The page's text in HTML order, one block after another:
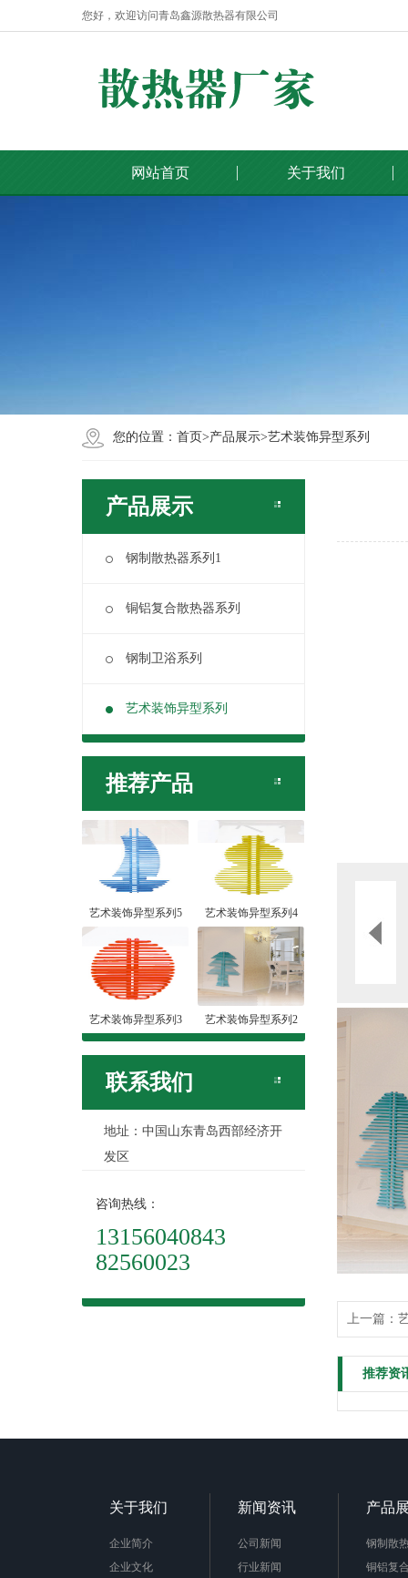
您好，欢迎访问青岛鑫源散热器有限公司
网站首页 关于我们
您的位置： 首页>产品展示>艺术装饰异型系列
产品展示
钢制散热器系列1
铜铝复合散热器系列
钢制卫浴系列
艺术装饰异型系列
推荐产品
艺术装饰异型系列5 艺术装饰异型系列4
艺术装饰异型系列3 艺术装饰异型系列2
联系我们
地址：中国山东青岛西部经济开
发区
咨询热线：
13156040843
82560023
上一篇：
推荐资
关于我们
企业简介
企业文化
新闻资讯
公司新闻
行业新闻
产品
钢制散
铜铝复